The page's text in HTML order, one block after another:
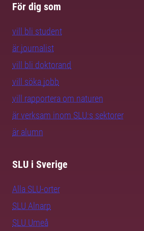
För dig som
vill bli student
är journalist
vill bli doktorand
vill söka jobb
vill rapportera om naturen
är verksam inom SLU:s sektorer
är alumn
SLU i Sverige
Alla SLU-orter
SLU Alnarp
SLU Umeå